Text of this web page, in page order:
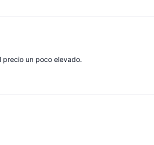
precio un poco elevado.